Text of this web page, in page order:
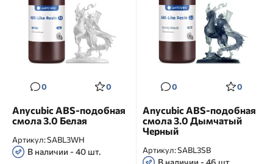
0 0
Anycubic ABS-подобная
смола 3.0 Белая
Артикул:SABL3WH
В наличии - 40 шт.
0 0
Anycubic ABS-подобная
смола 3.0 Дымчатый
Черный
Артикул:SABL3SB
В наличии - 46 шт.